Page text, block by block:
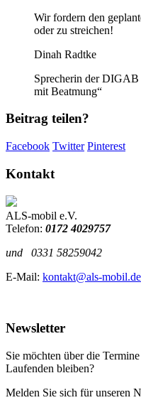
Wir fordern den
oder zu streichen!
Dinah Radtke
Sprecherin der DIGAB
mit Beatmung“
Beitrag teilen?
Facebook Twitter Pinterest
Kontakt
ALS-mobil e.V.
Telefon: 0172 4029757
und 0331 58259042
E-Mail: kontakt@als-mobil.de
Newsletter
Sie möchten über die
Laufenden bleiben?
Melden Sie sich für unseren